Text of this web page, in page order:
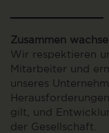
Zusammen
Wir respektieren
Mitarbeiter und
unseres
gilt, und
der Gesellschaft.